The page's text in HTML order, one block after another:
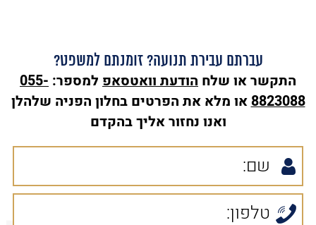
עברתם עבירת תנועה? זומנתם למשפט?
התקשר או שלח הודעתוואטסאפ למספר: 055-
8823088או מלא את הפרטים בחלון הפניה שלהלן
ואנו נחזור אליך בהקדם